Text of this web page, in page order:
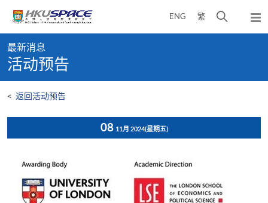
content
ENG 繁
开
弹
出
content
start
最新消息
活动预告
< 返回活动预告
08 11月 2024(星期五)